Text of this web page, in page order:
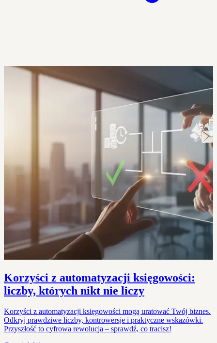
Korzyści z automatyzacji księgowości:
liczby, których nikt nie liczy
Korzyści z automatyzacji księgowości mogą uratować Twój biznes.
Odkryj prawdziwe liczby, kontrowersje i praktyczne wskazówki.
Przyszłość to cyfrowa rewolucja – sprawdź, co tracisz!